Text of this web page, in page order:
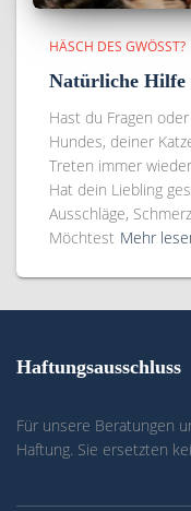
HÄSCH DES GWÖSST?
Natürliche
Hast du Fragen
Hundes, deiner
Treten immer
Hat dein Liebling
Ausschläge,
Möchtest Mehr
Haftungsausschluss
Für unsere Beratungen
Haftung. Sie ersetzten